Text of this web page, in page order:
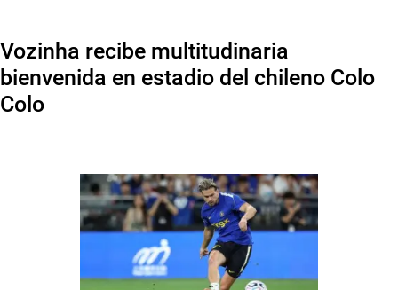
Vozinha recibe multitudinaria
bienvenida en estadio del chileno Colo
Colo